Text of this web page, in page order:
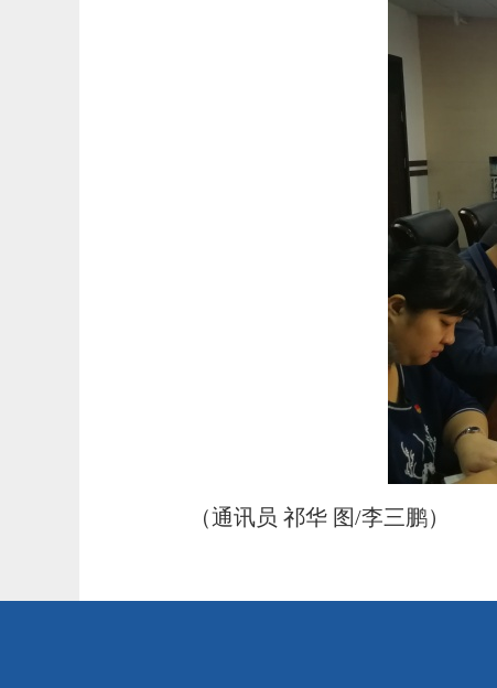
（通讯员 祁华 图/李三鹏）